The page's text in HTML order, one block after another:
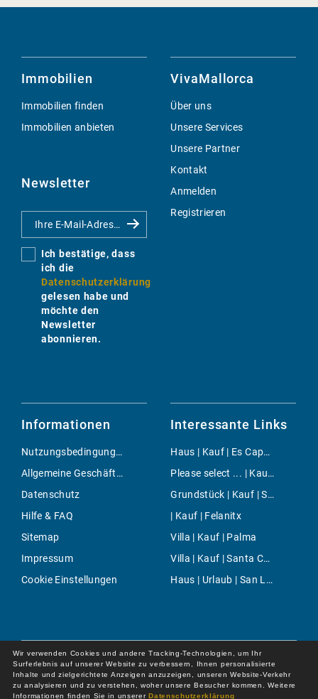
Immobilien
Immobilien finden
Immobilien anbieten
Newsletter
Ich bestätige, dass
ich die
Datenschutzerklärung
gelesen habe und
möchte den
Newsletter
abonnieren.
VivaMallorca
Über uns
Unsere Services
Unsere Partner
Kontakt
Anmelden
Registrieren
Informationen
Nutzungsbedingungen
Allgemeine Geschäftsbedingungen
Datenschutz
Hilfe & FAQ
Sitemap
Impressum
Cookie Einstellungen
Interessante Links
Haus | Kauf | Es Capdella
Please select ... | Kauf | Inca
Grundstück | Kauf | Son Cotoner
| Kauf | Felanitx
Villa | Kauf | Palma
Villa | Kauf | Santa Catalina
Haus | Urlaub | San Lorenzo
Wir verwenden Cookies und andere Tracking-Technologien, um Ihr
Surferlebnis auf unserer Website zu verbessern, Ihnen personalisierte
Inhalte und zielgerichtete Anzeigen anzuzeigen, unseren Website-Verkehr
zu analysieren und zu verstehen, woher unsere Besucher kommen. Weitere
Informationen finden Sie in unsererDatenschutzerklärung